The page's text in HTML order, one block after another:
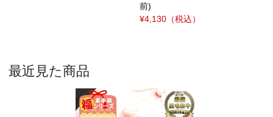
前)
¥4,130 （税込）
最近見た商品